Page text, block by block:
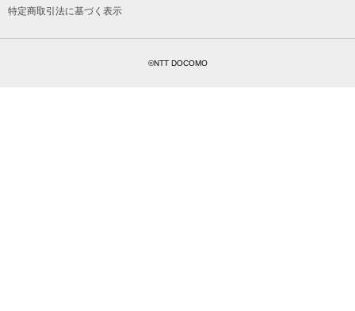
特定商取引法に基づく表示
©NTT DOCOMO